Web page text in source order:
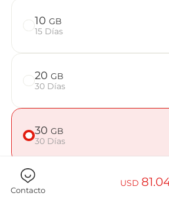
Elija su
Instale
Disfrute
10 GB
15 Días
20 GB
30 Días
30 GB
30 Días
50
30 Días
Contacto
USD